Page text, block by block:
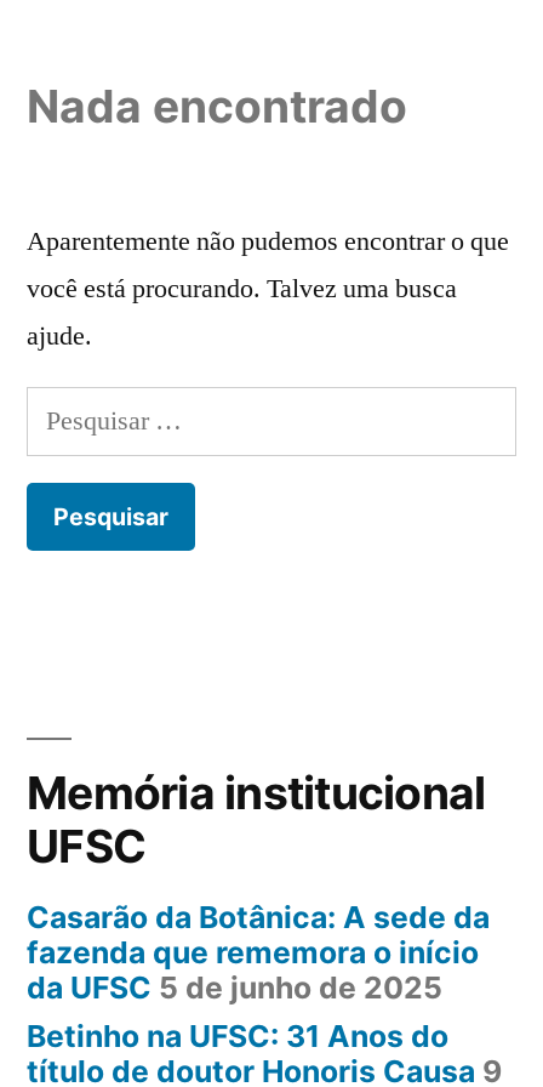
Nada encontrado
Aparentemente não pudemos encontrar o que
você está procurando. Talvez uma busca
ajude.
Pesquisar
por:
Memória institucional
UFSC
Casarão da Botânica: A sede da
fazenda que rememora o início
da UFSC 5 de junho de 2025
Betinho na UFSC: 31 Anos do
título de doutor Honoris Causa 9